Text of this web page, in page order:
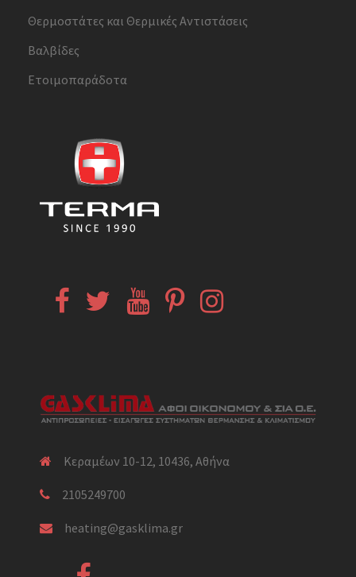
Θερμοστάτες και Θερμικές Αντιστάσεις
Βαλβίδες
Ετοιμοπαράδοτα
FacebookTwitter YouTubePinterestInstagram
Κεραμέων 10-12, 10436, Αθήνα
2105249700
heating@gasklima.gr
Facebook